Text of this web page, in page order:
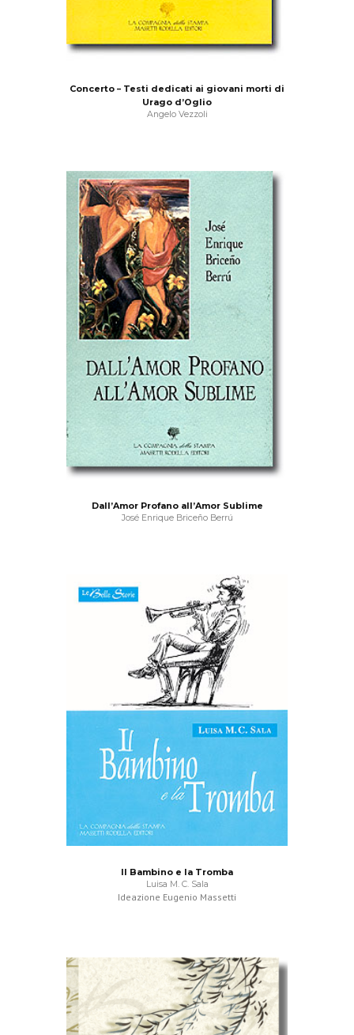
Concerto – Testi dedicati ai giovani morti di
Urago d’Oglio
Angelo Vezzoli
Dall’Amor Profano all’Amor Sublime
José Enrique Briceño Berrú
Il Bambino e la Tromba
Luisa M. C. Sala
Ideazione Eugenio Massetti